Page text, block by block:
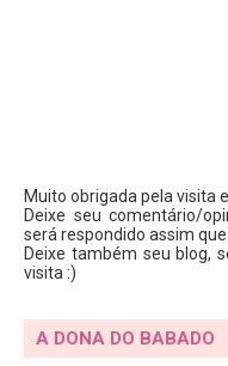
Muito obrigada pela visita
Deixe seu comentário/
será respondido assim
Deixe também seu blog,
visita :)
A DONA DO BABADO